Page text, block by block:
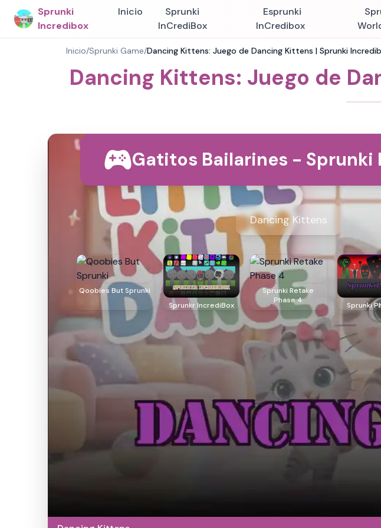
Sprunki
Incredibox
Inicio
Sprunki
InCrediBox
Esprunki
InCredibox
Inicio/Sprunki Game/Dancing Kittens: Juego de Dancing Kittens | Sprunki
Dancing Kittens: Juego de
Gatitos Bailarines - Sprunki
Dancing Kittens
Qoobies But Sprunki
Sprunkr IncrediBox
Sprunki Retake
Phase 4
Sprunki